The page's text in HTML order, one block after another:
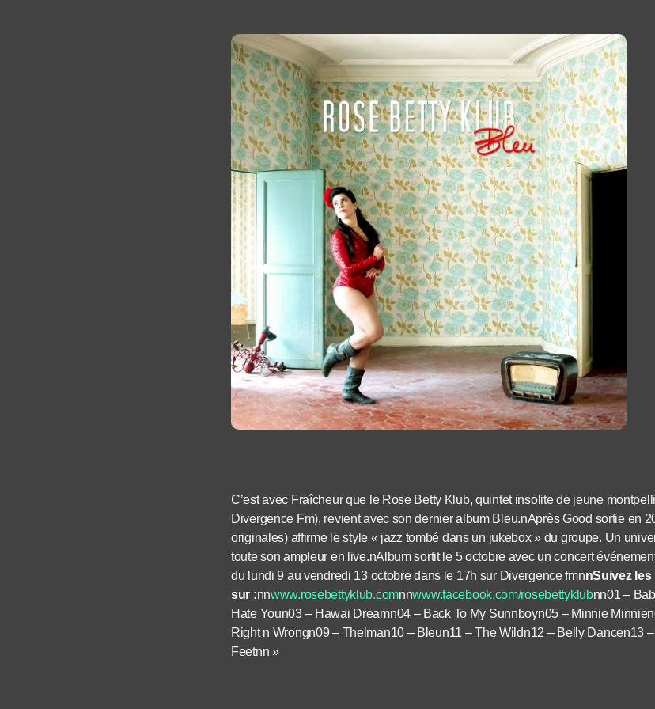
C’est avec Fraîcheur que le Rose Betty Klub, quintet insolite de jeune
Divergence Fm), revient avec son dernier album Bleu.nAprès Good sortie en
originales) affirme le style « jazz tombé dans un jukebox » du groupe. Un
toute son ampleur en live.nAlbum sortit le 5 octobre avec un concert
du lundi 9 au vendredi 13 octobre dans le 17h sur Divergence fmnnSuivez les
sur :nnwww.rosebettyklub.comnnwww.facebook.com/rosebettyklubnn01 –
Hate Youn03 – Hawai Dreamn04 – Back To My Sunnboyn05 – Minnie
Right n Wrongn09 – Thelman10 – Bleun11 – The Wildn12 – Belly Dancen13
Feetnn »